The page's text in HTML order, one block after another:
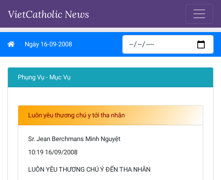
VietCatholic News
Ngày 16-09-2008
Phụng Vụ - Mục Vụ
Luôn yêu thương chú y tới tha nhân
Sr. Jean Berchmans Minh Nguyệt
10:19 16/09/2008
LUÔN YÊU THƯƠNG CHÚ Ý ĐẾN THA NHÂN